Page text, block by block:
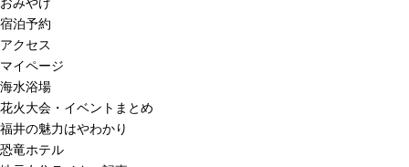
おみやげ
宿泊予約
アクセス
マイページ
海水浴場
花火大会・イベントまとめ
福井の魅力はやわかり
恐竜ホテル